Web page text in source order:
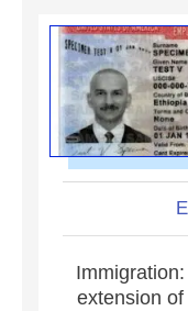
extension